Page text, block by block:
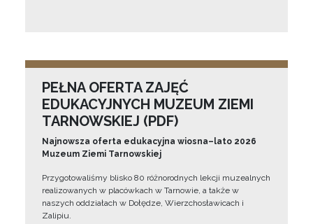
PEŁNA OFERTA ZAJĘĆ
EDUKACYJNYCH MUZEUM ZIEMI
TARNOWSKIEJ (PDF)
Najnowsza oferta edukacyjna wiosna–lato 2026
Muzeum Ziemi Tarnowskiej
Przygotowaliśmy blisko 80 różnorodnych lekcji muzealnych
realizowanych w placówkach w Tarnowie, a także w
naszych oddziałach w Dołędze, Wierzchosławicach i
Zalipiu.